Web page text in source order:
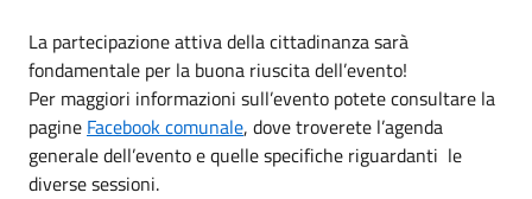
La partecipazione attiva della cittadinanza sarà
fondamentale per la buona riuscita dell’evento!
Per maggiori informazioni sull’evento potete consultare la
pagine Facebook comunale, dove troverete l’agenda
generale dell’evento e quelle specifiche riguardanti le
diverse sessioni.